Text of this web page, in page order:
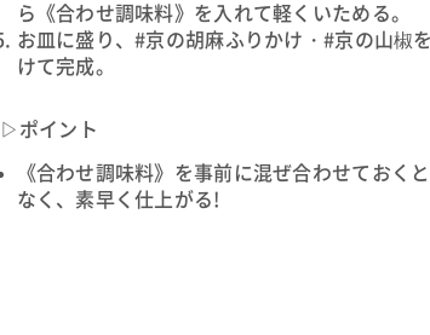
ら《合わせ調味料》を入れて軽くいためる。
お皿に盛り、#京の胡麻ふりかけ・#京の山椒
けて完成。
▷ポイント
《合わせ調味料》を事前に混ぜ合わせておく
なく、素早く仕上がる!